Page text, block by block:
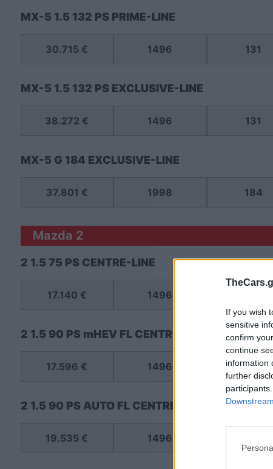
If you wish
sensitive
confirm
continue
information
further
MX-5 1.5 132 PS PRIME-LINE
30.715 € 1496 131
MX-5 1.5 132 PS EXCLUSIVE-LINE
38.272 € 1496 131
MX-5 G 184 EXCLUSIVE-LINE
37.801 € 1998 184
Mazda 2
2 1.5 75 PS CENTRE-LINE
17.140 € 1496
2 1.5 90 PS mHEV FL CENTRE-LINE
17.596 € 1496 90
2 1.5 90 PS AUTO FL CENTRE-LINE
19.535 € 1496